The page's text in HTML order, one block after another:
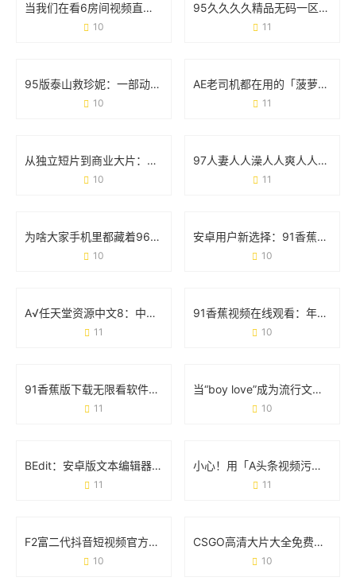
当我们在看6房间视频直播在线观看污版时 到底在看什么？
10
95久久久久精品无码一区二区：用户需求与资源分类的实战观察
11
95版泰山救珍妮：一部动画经典的冒险与情感密码
10
AE老司机都在用的「菠萝蜜免费版」，到底有什么魔力？
11
从独立短片到商业大片：解码9I电影制作厂的爆款基因
10
97人妻人人澡人人爽人人澡人人学生：一场关于符号与现实的碰撞
11
为啥大家手机里都藏着9612黄桃视频iOS？看完这几点你就懂了
10
安卓用户新选择：91香蕉app破解版免次数福利版体验报告
10
A√任天堂资源中文8：中文玩家的宝藏库与游戏生态革新
11
91香蕉视频在线观看：年轻人都在追的娱乐新阵地
10
91香蕉版下载无限看软件：用户关心的那些事儿
11
当“boy love”成为流行文化：那些你不可不知的日常现象
10
BEdit：安卓版文本编辑器的「轻量级」生存法则
11
小心！用「A头条视频污破解版百度云」的人现在都后悔了
11
F2富二代抖音短视频官方下载安装指南：安全获取与使用全攻略
10
CSGO高清大片大全免费观看：玩家的必备资源库与实战技巧
10